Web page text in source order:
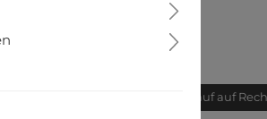
Bequemer Kauf auf